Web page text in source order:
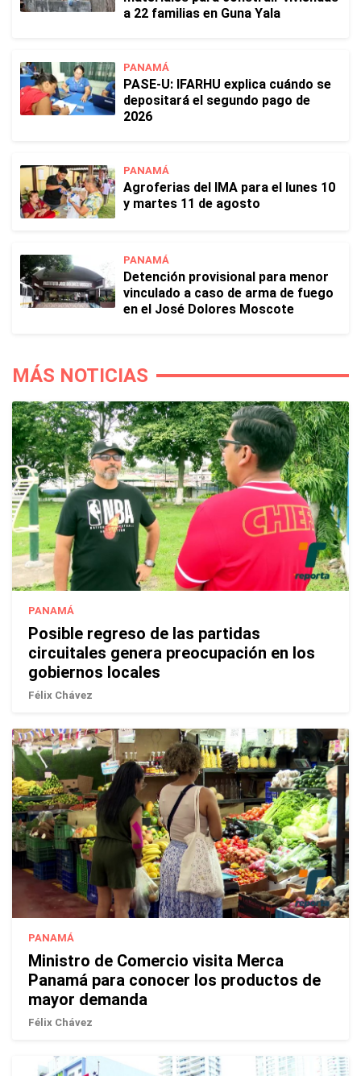
a 22 familias en Guna Yala
PANAMÁ
PASE-U: IFARHU explica cuándo se
depositará el segundo pago de
2026
PANAMÁ
Agroferias del IMA para el lunes 10
y martes 11 de agosto
PANAMÁ
Detención provisional para menor
vinculado a caso de arma de fuego
en el José Dolores Moscote
MÁS NOTICIAS
PANAMÁ
Posible regreso de las partidas
circuitales genera preocupación en los
gobiernos locales
Félix Chávez
PANAMÁ
Ministro de Comercio visita Merca
Panamá para conocer los productos de
mayor demanda
Félix Chávez